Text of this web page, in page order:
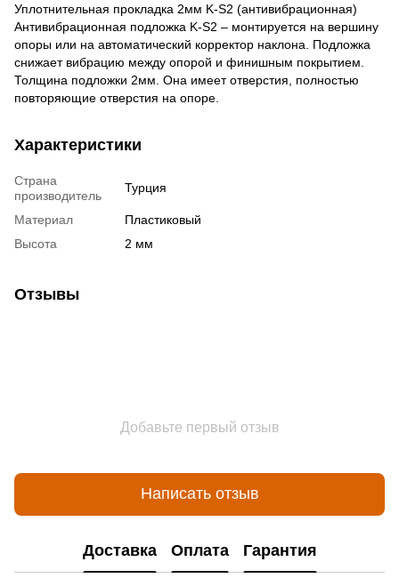
Уплотнительная прокладка 2мм K-S2 (антивибрационная)
Антивибрационная подложка K-S2 – монтируется на вершину
опоры или на автоматический корректор наклона. Подложка
снижает вибрацию между опорой и финишным покрытием.
Толщина подложки 2мм. Она имеет отверстия, полностью
повторяющие отверстия на опоре.
Характеристики
Страна
производитель
Турция
Материал
Пластиковый
Высота
2 мм
Отзывы
Добавьте первый отзыв
Написать отзыв
Доставка Оплата Гарантия